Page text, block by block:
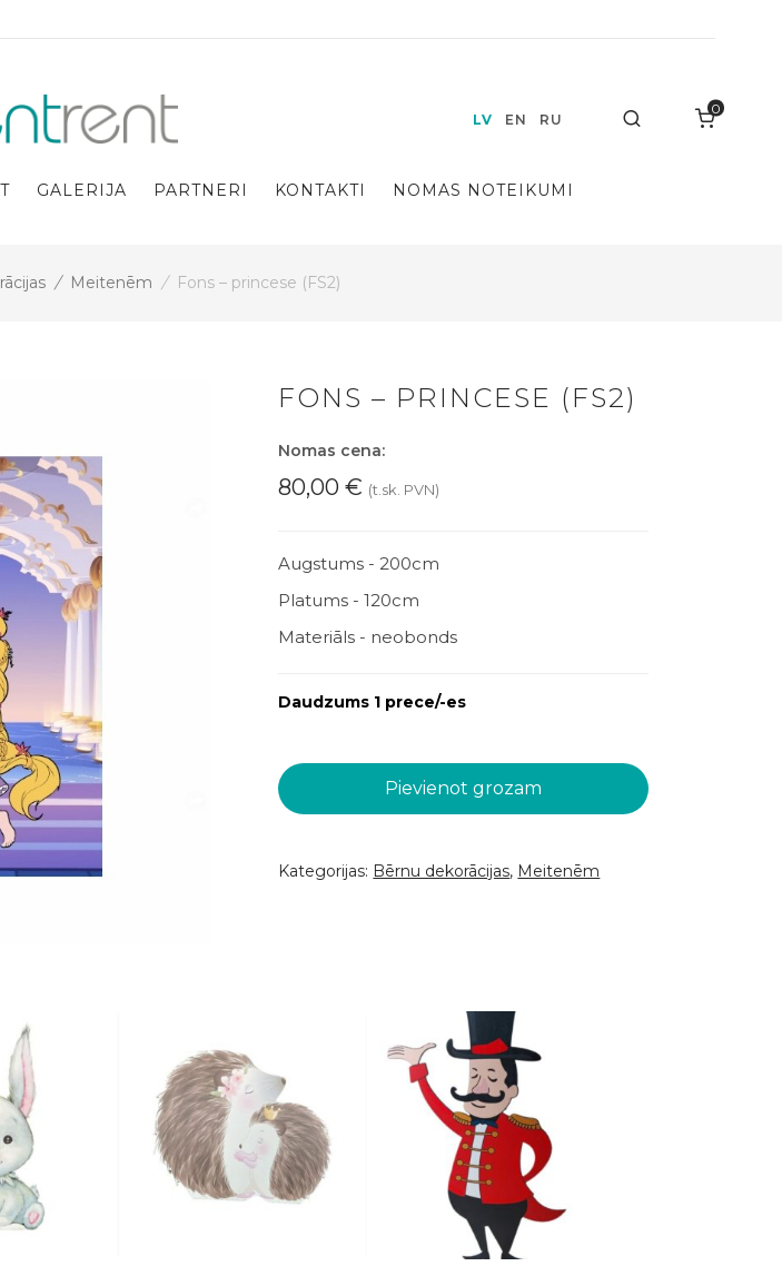
GALERIJA PARTNERI KONTAKTI NOMAS NOTEIKUMI
LV EN RU
0
/ Meitenēm / Fons – princese (FS2)
FONS – PRINCESE (FS2)
Nomas cena:
80,00€ (t.sk. PVN)
Augstums - 200cm
Platums - 120cm
Materiāls - neobonds
Daudzums 1 prece/-es
Pievienot grozam
Kategorijas: Bērnu dekorācijas, Meitenēm